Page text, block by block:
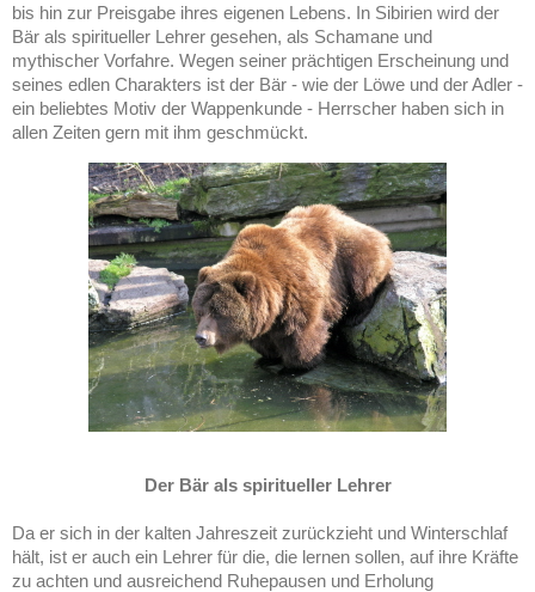
bis hin zur Preisgabe ihres eigenen Lebens. In Sibirien wird der
Bär als spiritueller Lehrer gesehen, als Schamane und
mythischer Vorfahre. Wegen seiner prächtigen Erscheinung und
seines edlen Charakters ist der Bär - wie der Löwe und der Adler -
ein beliebtes Motiv der Wappenkunde - Herrscher haben sich in
allen Zeiten gern mit ihm geschmückt.
Der Bär als spiritueller Lehrer
Da er sich in der kalten Jahreszeit zurückzieht und Winterschlaf
hält, ist er auch ein Lehrer für die, die lernen sollen, auf ihre Kräfte
zu achten und ausreichend Ruhepausen und Erholung